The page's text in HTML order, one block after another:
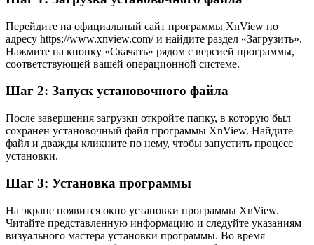
Перейдите на официальный сайт программы XnView по
адресу https://www.xnview.com/ и найдите раздел «Загрузить».
Нажмите на кнопку «Скачать» рядом с версией программы,
соответствующей вашей операционной системе.
Шаг 2: Запуск установочного файла
После завершения загрузки откройте папку, в которую был
сохранен установочный файл программы XnView. Найдите
файл и дважды кликните по нему, чтобы запустить процесс
установки.
Шаг 3: Установка программы
На экране появится окно установки программы XnView.
Читайте представленную информацию и следуйте указаниям
визуального мастера установки программы. Во время